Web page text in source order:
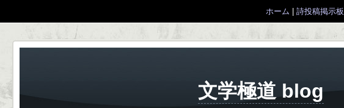
ホーム 詩投稿掲示板
文学極道 blog